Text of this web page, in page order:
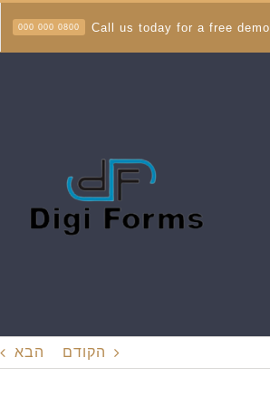
Call us today for a free demo
0800 000 000
הקודם הבא